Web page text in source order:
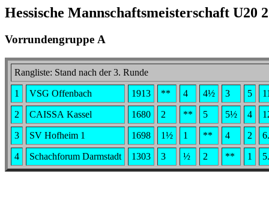
Hessische Mannschaftsmeisterschaft U20
Vorrundengruppe A
Rangliste: Stand nach der 3. Runde
1 VSG Offenbach 1913 ** 4 4½ 3 5
2 CAISSA Kassel 1680 2 ** 5 5½ 4
3 SV Hofheim 1 1698 1½ 1 ** 4 2
4 Schachforum Darmstadt 1303 3 ½ 2 ** 1